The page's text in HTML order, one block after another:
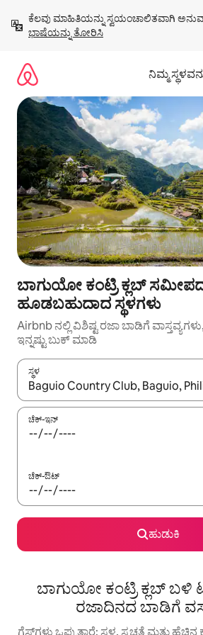
ಹೋಗಿ
ಕೆಲವು ಮಾಹಿತಿಯನ್ನು ಸ್ವಯಂಚಾಲಿತವಾಗಿ
ಭಾಷೆಯನ್ನು ತೋರಿಸಿ
ನಿಮ್ಮ
ಬಾಗುಯೋ ಕಂಟ್ರಿ ಕ್ಲಬ್
ಹೂಡಬಹುದಾದ ಸ್ಥಳಗಳು
Airbnb ನಲ್ಲಿ ವಿಶಿಷ್ಟ ರಜಾ ಬಾಡಿಗೆ
ಇನ್ನಷ್ಟು ಬುಕ್ ಮಾಡಿ
ಸ್ಥಳ
ಫಲಿತಾಂಶಗಳು ಲಭ್ಯವಿರುವಾಗ, ಅಪ್ ಮತ್ತು
ಚೆಕ್-ಇನ್
ಚೆಕ್-ಔಟ್
ಹುಡುಕಿ
ಬಾಗುಯೋ ಕಂಟ್ರಿ ಕ್ಲಬ್
ರಜಾದಿನದ ಬಾಡಿಗೆ
ಗೆಸ್ಟ್‌ಗಳು ಒಪ್ಪುತ್ತಾರೆ: ಸ್ಥಳ, ಸ್ವಚ್ಛತೆ ಮತ್ತು